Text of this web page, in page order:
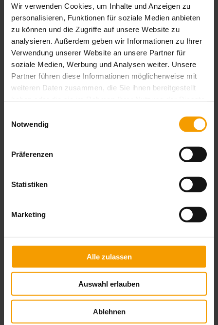
Wir verwenden Cookies, um Inhalte und Anzeigen zu
personalisieren, Funktionen für soziale Medien anbieten
zu können und die Zugriffe auf unsere Website zu
analysieren. Außerdem geben wir Informationen zu Ihrer
Verwendung unserer Website an unsere Partner für
soziale Medien, Werbung und Analysen weiter. Unsere
Partner führen diese Informationen möglicherweise mit
weiteren Daten zusammen, die Sie ihnen bereitgestellt
Notwendig
Präferenzen
Statistiken
Marketing
Alle zulassen
Auswahl erlauben
Ablehnen
oder im Garten.
Brillante Extras
Weitere Informationen zu Ausstattungs-
Extras Sonea Sonnensegel
Farben & Stoffe
Weitere Informationen
Das könnte Sie auch interessieren